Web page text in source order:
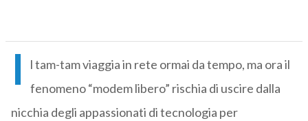
I
l tam-tam viaggia in rete ormai da tempo, ma ora il
fenomeno “modem libero” rischia di uscire dalla
nicchia degli appassionati di tecnologia per